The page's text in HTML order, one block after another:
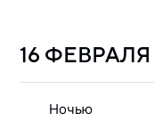
16 ФЕВРАЛЯ
Ночью